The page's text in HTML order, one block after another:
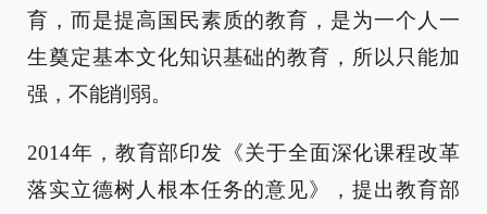
育，而是提高国民素质的教育，是为一个人一
生奠定基本文化知识基础的教育，所以只能加
强，不能削弱。
2014年，教育部印发《关于全面深化课程改革
落实立德树人根本任务的意见》，提出教育部